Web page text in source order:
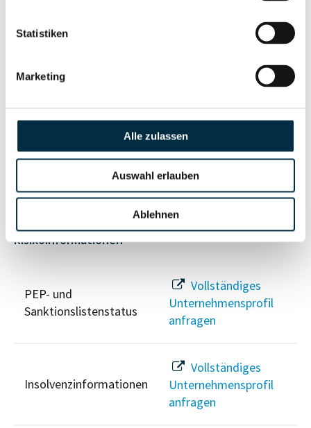
Statistiken
Marketing
Alle zulassen
Auswahl erlauben
Ablehnen
Unternehmensnetzwerk
Unternehmensprofil
Berechtigten Pfad
Unternehmensprofil
anfragen
Risikoinformationen
PEP- und
Sanktionslistenstatus
Vollständiges
Unternehmensprofil
anfragen
Insolvenzinformationen
Vollständiges
Unternehmensprofil
anfragen